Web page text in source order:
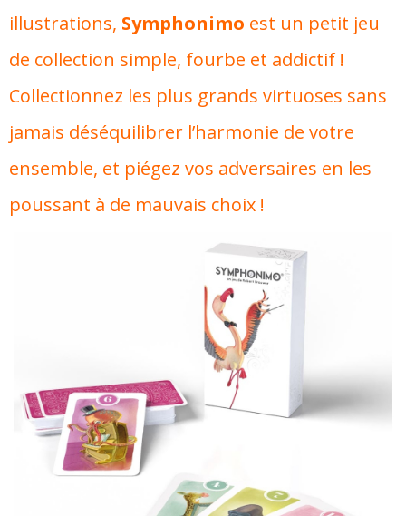
illustrations, Symphonimo est un petit jeu
de collection simple, fourbe et addictif !
Collectionnez les plus grands virtuoses sans
jamais déséquilibrer l’harmonie de votre
ensemble, et piégez vos adversaires en les
poussant à de mauvais choix !